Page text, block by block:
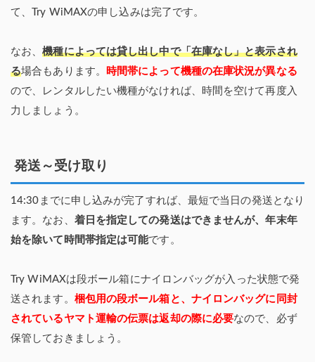
て、Try WiMAXの申し込みは完了です。
なお、機種によっては貸し出し中で「在庫なし」と表示され
る場合もあります。
時間帯によって機種の在庫状況が異なる
ので、レンタルしたい機種がなければ、時間を空けて再度入
力しましょう。
発送～受け取り
14:30までに申し込みが完了すれば、最短で当日の発送となり
ます。なお、 着日を指定しての発送はできませんが、年末年
始を除いて時間帯指定は可能です。
Try WiMAXは段ボール箱にナイロンバッグが入った状態で発
送されます。 梱包用の段ボール箱と、ナイロンバッグに同封
されているヤマト運輸の伝票は返却の際に必要なので、必ず
保管しておきましょう。